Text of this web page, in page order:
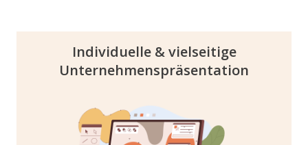
Individuelle & vielseitige
Unternehmenspräsentation
So individuell wie deine Brand ist, könnt ihr
Professionelle Fotos, spannende Videos,
Interviews und interessante Facts über euch